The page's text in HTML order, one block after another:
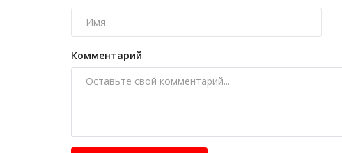
Комментарий
стартовали в чемпионате страны
Дек 13, 2025
Начались игры второго тура среди женских команд